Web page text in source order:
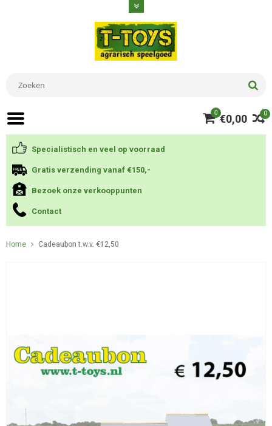
0
0 €0,00
Specialistisch en veel op voorraad
Gratis verzending vanaf €150,-
Bezoek onze verkooppunten
Contact
Home Cadeaubon t.w.v. €12,50